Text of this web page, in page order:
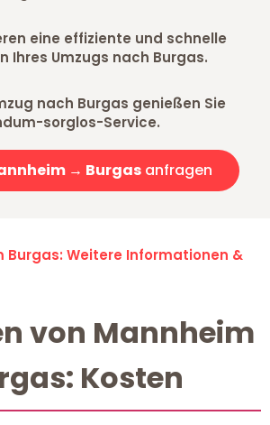
eine effiziente und schnelle
Ihres Umzugs nach Burgas.
nach Burgas genießen Sie
sorglos-Service.
→ Burgasanfragen
Burgas: Weitere Informationen &
von Mannheim
Kosten